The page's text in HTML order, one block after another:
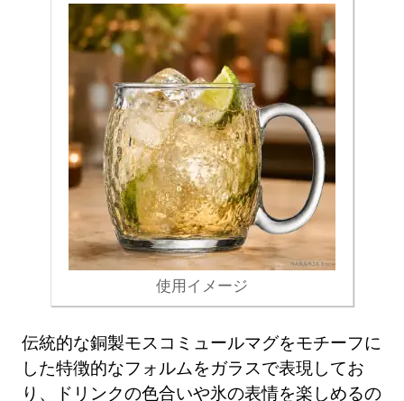
使用イメージ
伝統的な銅製モスコミュールマグをモチーフに
した特徴的なフォルムをガラスで表現してお
り、ドリンクの色合いや氷の表情を楽しめるの